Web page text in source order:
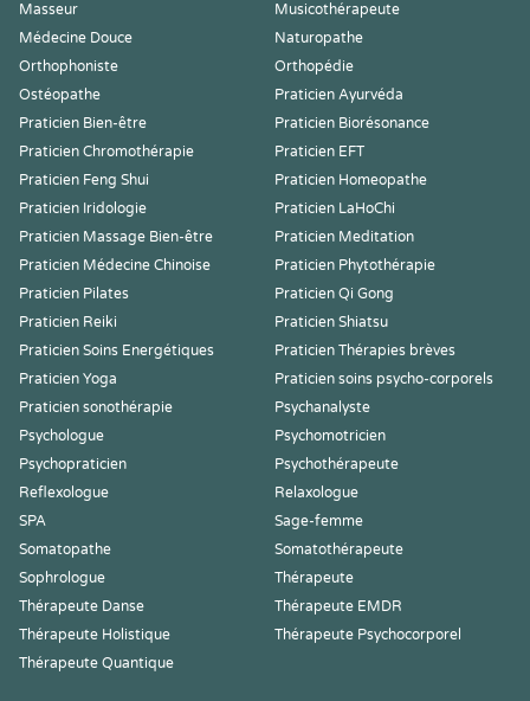
Masseur
Musicothérapeute
Médecine Douce
Naturopathe
Orthophoniste
Orthopédie
Ostéopathe
Praticien Ayurvéda
Praticien Bien-être
Praticien Biorésonance
Praticien Chromothérapie
Praticien EFT
Praticien Feng Shui
Praticien Homeopathe
Praticien Iridologie
Praticien LaHoChi
Praticien Massage Bien-être
Praticien Meditation
Praticien Médecine Chinoise
Praticien Phytothérapie
Praticien Pilates
Praticien Qi Gong
Praticien Reiki
Praticien Shiatsu
Praticien Soins Energétiques
Praticien Thérapies brèves
Praticien Yoga
Praticien soins psycho-corporels
Praticien sonothérapie
Psychanalyste
Psychologue
Psychomotricien
Psychopraticien
Psychothérapeute
Reflexologue
Relaxologue
SPA
Sage-femme
Somatopathe
Somatothérapeute
Sophrologue
Thérapeute
Thérapeute Danse
Thérapeute EMDR
Thérapeute Holistique
Thérapeute Psychocorporel
Thérapeute Quantique